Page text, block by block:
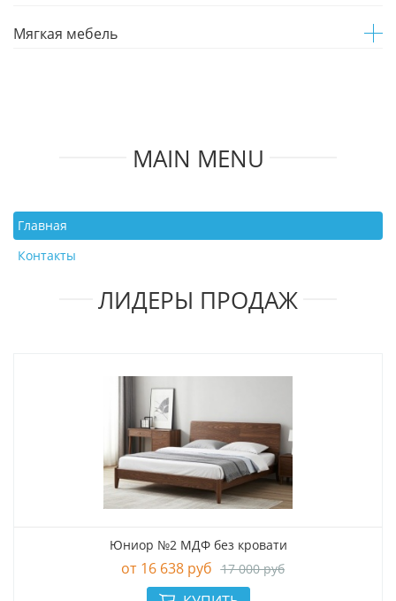
Мягкая мебель
MAIN MENU
Главная
Контакты
ЛИДЕРЫ ПРОДАЖ
Юниор №2 МДФ без кровати
16 638 руб 17 000 руб